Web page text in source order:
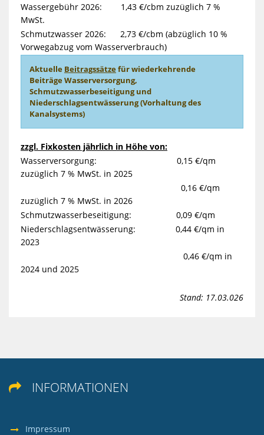
Wassergebühr 2026: 1,43 €/cbm zuzüglich 7 %
MwSt.
Schmutzwasser 2026: 2,73 €/cbm (abzüglich 10 %
Vorwegabzug vom Wasserverbrauch)
Aktuelle Beitragssätzefür wiederkehrende
Beiträge Wasserversorgung,
Schmutzwasserbeseitigung und
Niederschlagsentwässerung (Vorhaltung des
Kanalsystems)
zzgl. Fixkosten jährlich in Höhe von:
Wasserversorgung: 0,15 €/qm
zuzüglich 7 % MwSt. in 2025
0,16 €/qm
zuzüglich 7 % MwSt. in 2026
Schmutzwasserbeseitigung: 0,09 €/qm
Niederschlagsentwässerung: 0,44 €/qm in
2023
0,46 €/qm in
2024 und 2025
Stand: 17.03.026
 INFORMATIONEN
Impressum